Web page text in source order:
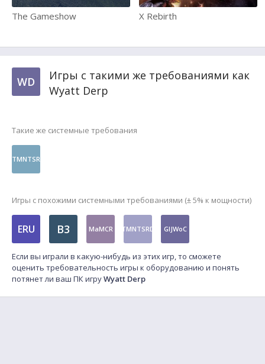
The Gameshow X Rebirth
WD
Игры с такими же требованиями как
Wyatt Derp
Такие же системные требования
TMNTSR
Игры с похожими системными требованиями (± 5% к мощности)
ERU B3 MaMCR TMNTSRD GIJWoC
Если вы играли в какую-нибудь из этих игр, то сможете
оценить требовательность игры к оборудованию и понять
потянет ли ваш ПК игруWyatt Derp